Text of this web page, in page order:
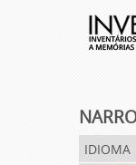
idioma